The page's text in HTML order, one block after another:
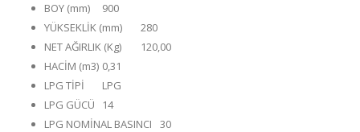
BOY (mm)
900
YÜKSEKLİK (mm)
280
NET AĞIRLIK (Kg)
120,00
HACİM (m3) 0,31
LPG TİPİ
LPG
LPG GÜCÜ
14
LPG NOMİNAL BASINCI
30